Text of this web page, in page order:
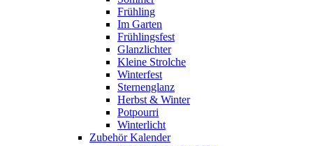
Frühling
Im Garten
Frühlingsfest
Glanzlichter
Kleine Strolche
Winterfest
Sternenglanz
Herbst & Winter
Potpourri
Winterlicht
Zubehör Kalender